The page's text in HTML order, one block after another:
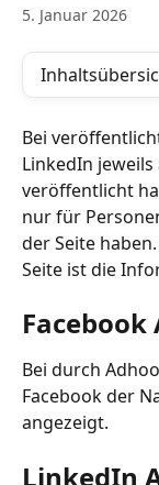
5. Januar 2026
Bei
LinkedIn
veröffentlicht
nur für
der Seite
Seite ist die
Bei durch
Facebook der
angezeigt.
LinkedIn